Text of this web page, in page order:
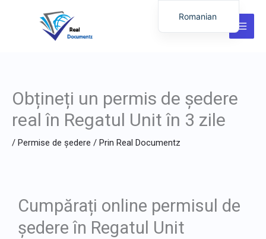
Obțineți un permis de ședere
real în Regatul Unit în 3 zile
/ Permise de ședere / Prin Real Documentz
Cumpărați online permisul de
ședere în Regatul Unit
Romanian
Dutch
Latvian
Spanish
Chinese